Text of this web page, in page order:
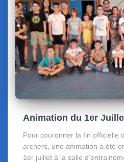
Animation du 1er
Pour couronner la fin officielle
archers, une animation a été
1er juillet à la salle